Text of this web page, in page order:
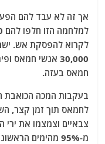
חמאס בעזה.
בעקבות המכה הכואבת
לחמאס תוך זמן קצר,
צבאיים וצמצמו את ירי
מ-95% מהימים הראשונים של המלחמה.